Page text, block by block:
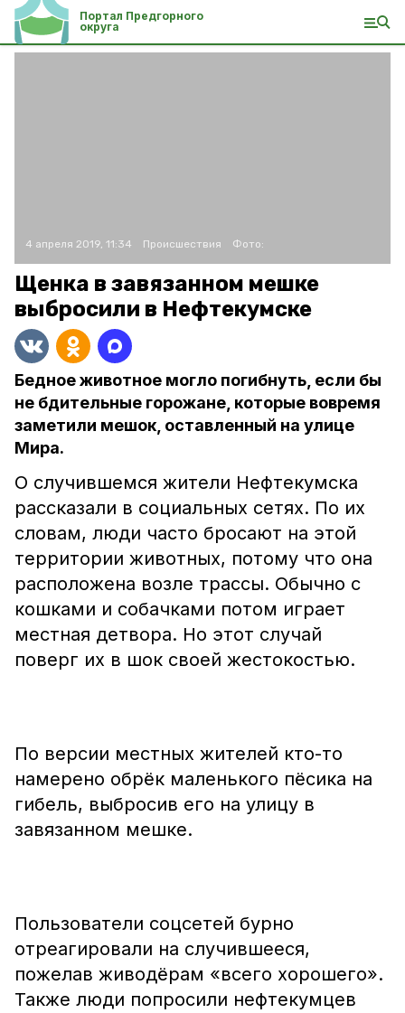
Портал Предгорного
округа
4 апреля 2019, 11:34 Происшествия Фото:
Щенка в завязанном мешке
выбросили в Нефтекумске
Бедное животное могло погибнуть, если бы
не бдительные горожане, которые вовремя
заметили мешок, оставленный на улице
Мира.
О случившемся жители Нефтекумска
рассказали в социальных сетях. По их
словам, люди часто бросают на этой
территории животных, потому что она
расположена возле трассы. Обычно с
кошками и собачками потом играет
местная детвора. Но этот случай
поверг их в шок своей жестокостью.
По версии местных жителей кто-то
намерено обрёк маленького пёсика на
гибель, выбросив его на улицу в
завязанном мешке.
Пользователи соцсетей бурно
отреагировали на случившееся,
пожелав живодёрам «всего хорошего».
Также люди попросили нефтекумцев